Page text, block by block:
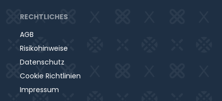
RECHTLICHES
AGB
Risikohinweise
Datenschutz
Cookie Richtlinien
Impressum